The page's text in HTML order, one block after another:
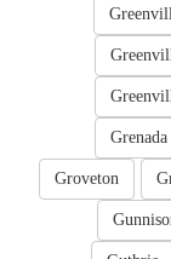
Grenada
Groveton